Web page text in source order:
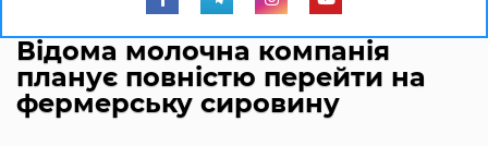
Відома молочна компанія
планує повністю перейти на
фермерську сировину